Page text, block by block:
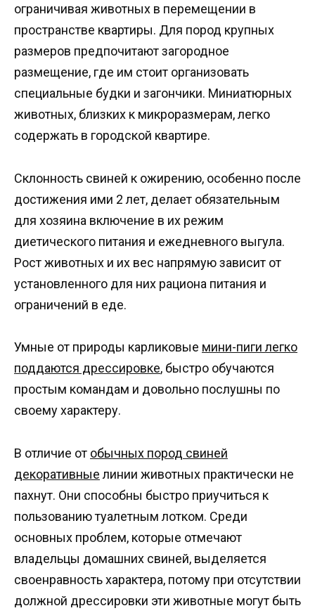
ограничивая животных в перемещении в
пространстве квартиры. Для пород крупных
размеров предпочитают загородное
размещение, где им стоит организовать
специальные будки и загончики. Миниатюрных
животных, близких к микроразмерам, легко
содержать в городской квартире.
Склонность свиней к ожирению, особенно после
достижения ими 2 лет, делает обязательным
для хозяина включение в их режим
диетического питания и ежедневного выгула.
Рост животных и их вес напрямую зависит от
установленного для них рациона питания и
ограничений в еде.
Умные от природы карликовые мини-пиги легко
поддаются дрессировке, быстро обучаются
простым командам и довольно послушны по
своему характеру.
В отличие от обычных пород свиней
декоративные линии животных практически не
пахнут. Они способны быстро приучиться к
пользованию туалетным лотком. Среди
основных проблем, которые отмечают
владельцы домашних свиней, выделяется
своенравность характера, потому при отсутствии
должной дрессировки эти животные могут быть